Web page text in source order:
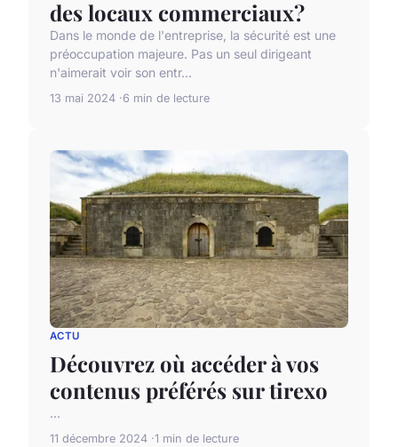
des locaux commerciaux?
Dans le monde de l'entreprise, la sécurité est une
préoccupation majeure. Pas un seul dirigeant
n'aimerait voir son entr...
13 mai 2024 6 min de lecture
ACTU
Découvrez où accéder à vos
contenus préférés sur tirexo
...
11 décembre 2024 1 min de lecture